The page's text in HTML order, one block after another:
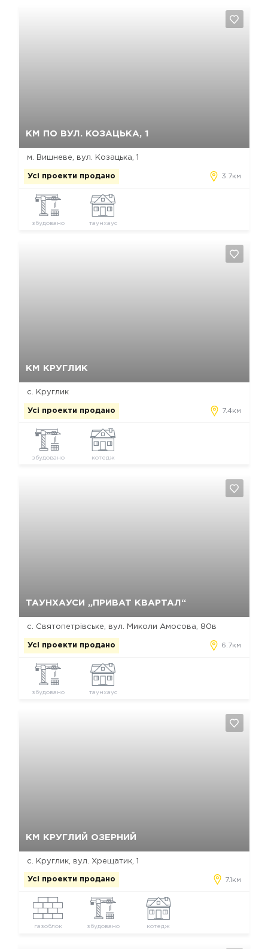
КМ ПО ВУЛ. КОЗАЦЬКА, 1
м. Вишневе, вул. Козацька, 1
Усі проекти продано 3.7км
збудовано таунхаус
КМ КРУГЛИК
с. Круглик
Усі проекти продано 7.4км
збудовано котедж
ТАУНХАУСИ „ПРИВАТ КВАРТАЛ“
с. Святопетрівське, вул. Миколи Амосова, 80в
Усі проекти продано 6.7км
збудовано таунхаус
КМ КРУГЛИЙ ОЗЕРНИЙ
с. Круглик, вул. Хрещатик, 1
Усі проекти продано 7.1км
газоблок збудовано котедж